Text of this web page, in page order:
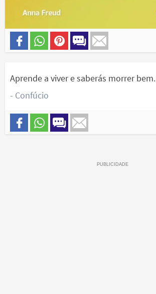
Aprende a viver e saberás morrer bem.
- Confúcio